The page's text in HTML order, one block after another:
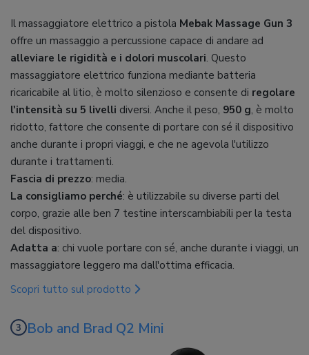
Il massaggiatore elettrico a pistola Mebak Massage Gun 3
offre un massaggio a percussione capace di andare ad
alleviare le rigidità e i dolori muscolari. Questo
massaggiatore elettrico funziona mediante batteria
ricaricabile al litio, è molto silenzioso e consente di regolare
l'intensità su 5 livelli diversi. Anche il peso, 950 g, è molto
ridotto, fattore che consente di portare con sé il dispositivo
anche durante i propri viaggi, e che ne agevola l'utilizzo
durante i trattamenti.
Fascia di prezzo: media.
La consigliamo perché: è utilizzabile su diverse parti del
corpo, grazie alle ben 7 testine interscambiabili per la testa
del dispositivo.
Adatta a: chi vuole portare con sé, anche durante i viaggi, un
massaggiatore leggero ma dall'ottima efficacia.
Scopri tutto sul prodotto
Bob and Brad Q2 Mini